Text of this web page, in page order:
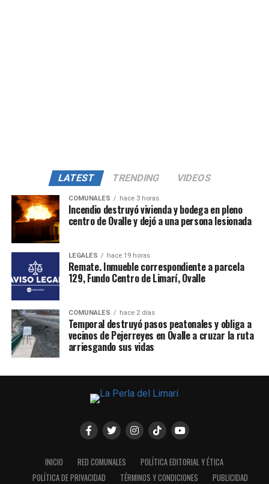
LATEST TRENDING VIDEOS
COMUNALES hace 3 horas
Incendio destruyó vivienda y bodega en pleno
centro de Ovalle y dejó a una persona lesionada
LEGALES hace 19 horas
Remate. Inmueble correspondiente a parcela
129, Fundo Centro de Limarí, Ovalle
COMUNALES hace 2 días
Temporal destruyó pasos peatonales y obliga a
vecinos de Pejerreyes en Ovalle a cruzar la ruta
arriesgando sus vidas
INICIO RED COMUNALES
POLÍTICA EDITORIAL Y ÉTICA
POLÍTICA DE PRIVACIDAD
TÉRMINOS Y CONDICIONES
PUBLICIDAD